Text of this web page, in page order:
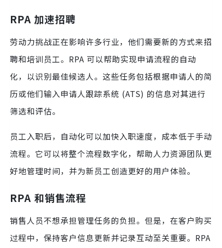
RPA 加速招聘
劳动力挑战正在影响许多行业，他们需要新的方式来招
聘和培训员工。RPA 可以帮助实现申请流程的自动
化，以识别最佳候选人。这些任务包括根据申请人的简
历或他们输入申请人跟踪系统 (ATS) 的信息对其进行
筛选和评估。
员工入职后，自动化可以加快入职速度，成本低于手动
流程。它可以将整个流程数字化，帮助人力资源团队更
好地管理时间，并为新员工创造更好的用户体验。
RPA 和销售流程
销售人员不想承担管理任务的负担。但是，在客户购买
过程中，保持客户信息更新并记录互动至关重要。RPA